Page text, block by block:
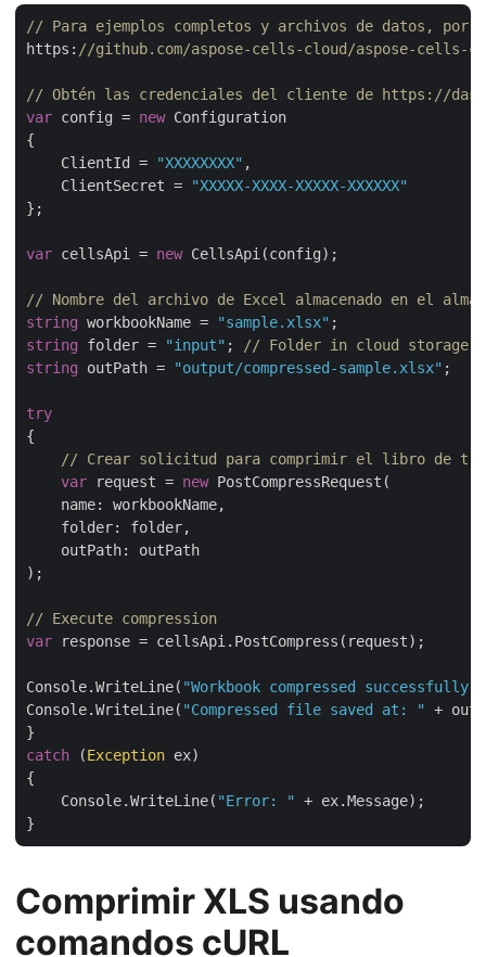
// Para ejemplos completos y archivos de datos,
https: //github.com/aspose-cells-cloud/aspose-cells-
// Obtén las credenciales del cliente de https://
var config = new Configuration
{
    ClientId =
"XXXXXXXX" ,
    ClientSecret =
"XXXXX-XXXX-XXXXX-XXXXXX"
};
var cellsApi = new CellsApi(config);
// Nombre del archivo de Excel almacenado en el
string workbookName = "sample.xlsx"
string folder = "input" ;
// Folder in cloud storage
string outPath = "output/compressed-sample.xlsx" ;
try
{
// Crear solicitud para comprimir el libro de
var request = new PostCompressRequest(
    name: workbookName,
    folder: folder,
    outPath: outPath
);
// Execute compression
var response = cellsApi.PostCompress(request);
Console.WriteLine( "Workbook compressed successfully."
Console.WriteLine( "Compressed file saved at: "
+
catch (Exception ex)
{
    Console.WriteLine(
"Error: "
+ ex.Message);
Comprimir XLS usando
comandos cURL